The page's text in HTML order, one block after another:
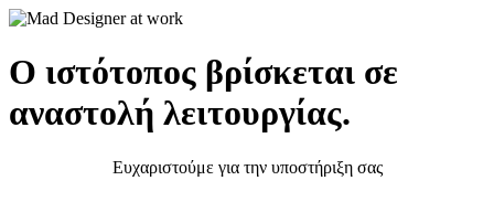
Ο ιστότοπος βρίσκεται σε
αναστολή λειτουργίας.
Ευχαριστούμε για την υποστήριξη σας